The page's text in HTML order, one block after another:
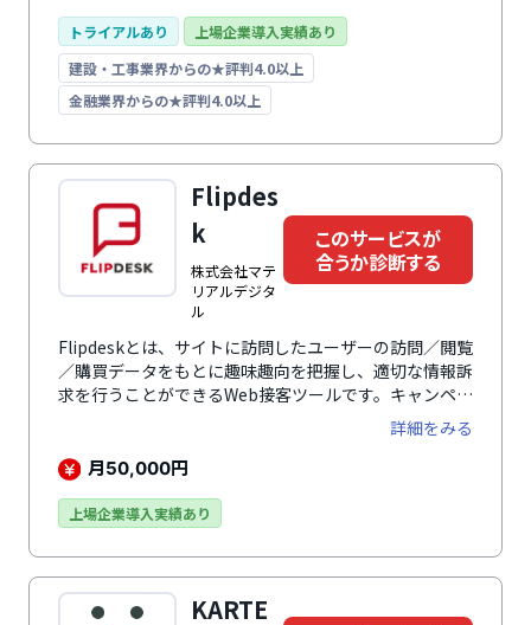
タ化した後にオペレーターによる入力補正を行うため、
顧客情報を正確に管理可能です。また、自社の課題に合
わせた段階的な導入もでき、まずは名刺管理機能から導
入することも可能です。簡単な操作が特徴で、営業部門
トライアルあり
上場企業導入実績あり
建設・工事業界からの★評判4.0以上
金融業界からの★評判4.0以上
Flipdes
k
株式会社マテ
リアルデジタ
ル
このサービスが
合うか診断する
Flipdeskとは、サイトに訪問したユーザーの訪問／閲覧
／購買データをもとに趣味趣向を把握し、適切な情報訴
求を行うことができるWeb接客ツールです。キャンペー
ン告知やクーポン発行、チャットサポートなどにより、
一人ひとりの状況に合った最適な接客を実現し、顧客体
験（CX）を向上。購買率の向上やサイト内回遊・会員
月のサービス提供開始から、累計導入数は1,500社・
ってきた実績と信頼で、企業規模問わず、業種も幅広い
企業で利用されています。
詳細をみる
月50,000円
上場企業導入実績あり
KARTE